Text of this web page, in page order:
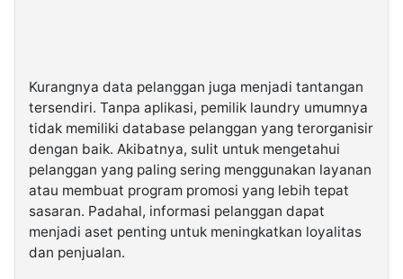
Kurangnya data pelanggan juga menjadi tantangan
tersendiri. Tanpa aplikasi, pemilik laundry umumnya
tidak memiliki database pelanggan yang terorganisir
dengan baik. Akibatnya, sulit untuk mengetahui
pelanggan yang paling sering menggunakan layanan
atau membuat program promosi yang lebih tepat
sasaran. Padahal, informasi pelanggan dapat
menjadi aset penting untuk meningkatkan loyalitas
dan penjualan.